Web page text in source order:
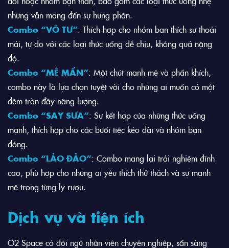
nhưng vẫn mang đến sự hưng phấn.
Combo “VÔ TƯ”: Thích hợp cho nhóm bạn thích sự thoải
mái, tự do với các loại thức uống dễ chịu, không quá nặng
độ.
Combo “MÊ MẨN”: Một chút mạnh mẽ và phấn khích,
combo này là lựa chọn tuyệt vời cho những ai muốn có một
đêm tràn đầy năng lượng.
Combo “SAY SƯA”: Sự kết hợp của những thức uống
mạnh, thích hợp cho các buổi tiệc kéo dài và nhóm bạn
đông.
Combo “LẢO ĐẢO”: Combo mang lại trải nghiệm đỉnh
cao, phù hợp cho những ai yêu thích thử thách và sự mạnh
mẽ trong từng ly rượu.
Dịch vụ và tiện ích
O2 Space có đội ngũ nhân viên chuyên nghiệp, sẵn sàng